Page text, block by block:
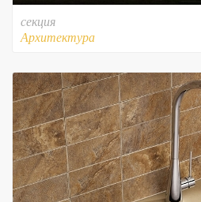
секция
Архитектура